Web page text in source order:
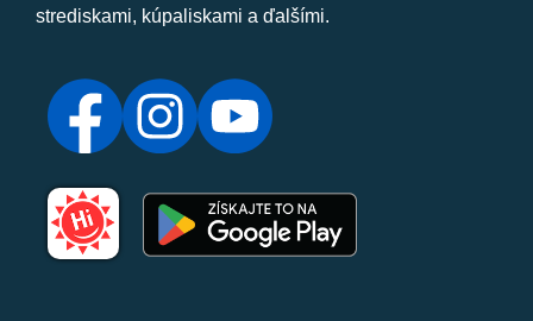
strediskami, kúpaliskami a ďalšími.